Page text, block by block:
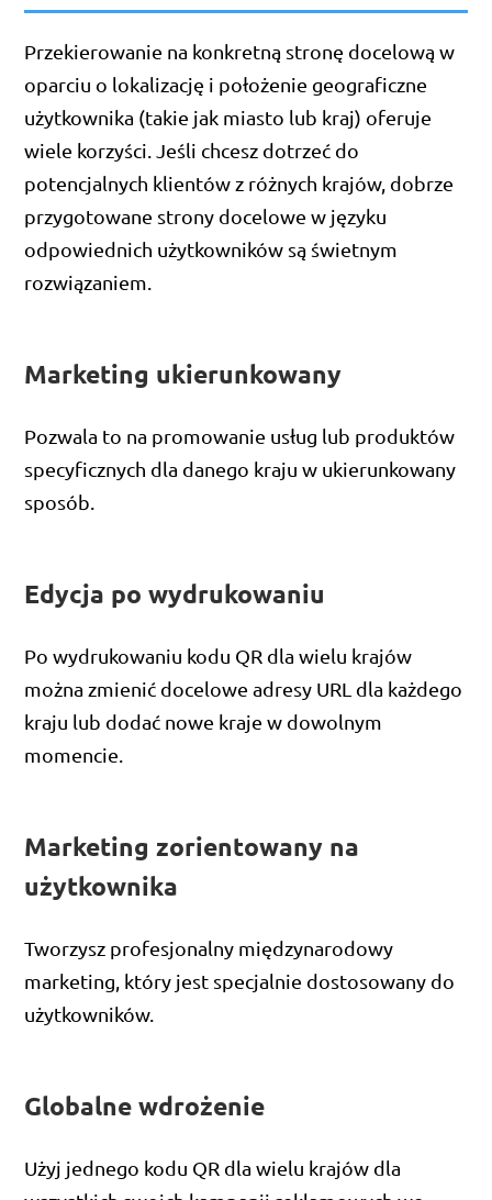
Przekierowanie na konkretną stronę docelową w
oparciu o lokalizację i położenie geograficzne
użytkownika (takie jak miasto lub kraj) oferuje
wiele korzyści. Jeśli chcesz dotrzeć do
potencjalnych klientów z różnych krajów, dobrze
przygotowane strony docelowe w języku
odpowiednich użytkowników są świetnym
rozwiązaniem.
Marketing ukierunkowany
Pozwala to na promowanie usług lub produktów
specyficznych dla danego kraju w ukierunkowany
sposób.
Edycja po wydrukowaniu
Po wydrukowaniu kodu QR dla wielu krajów
można zmienić docelowe adresy URL dla każdego
kraju lub dodać nowe kraje w dowolnym
momencie.
Marketing zorientowany na
użytkownika
Tworzysz profesjonalny międzynarodowy
marketing, który jest specjalnie dostosowany do
użytkowników.
Globalne wdrożenie
Użyj jednego kodu QR dla wielu krajów dla